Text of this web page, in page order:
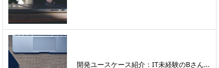
開発ユースケース紹介：IT未経験のBさん...